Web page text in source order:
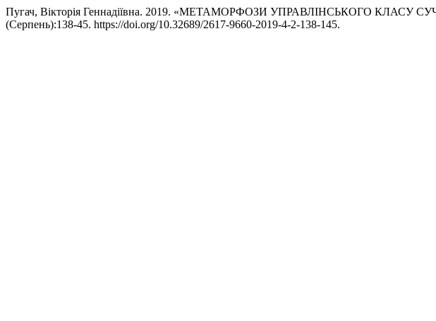
Пугач, Вікторія Геннадіївна. 2019. «МЕТАМОРФОЗИ УПРАВЛІНСЬКОГО КЛАСУ
(Серпень):138-45. https://doi.org/10.32689/2617-9660-2019-4-2-138-145.